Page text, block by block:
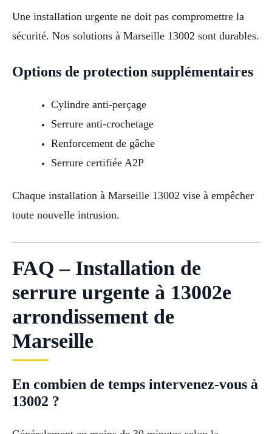
Une installation urgente ne doit pas compromettre la
sécurité. Nos solutions à Marseille 13002 sont durables.
Options de protection supplémentaires
Cylindre anti-perçage
Serrure anti-crochetage
Renforcement de gâche
Serrure certifiée A2P
Chaque installation à Marseille 13002 vise à empêcher
toute nouvelle intrusion.
FAQ – Installation de
serrure urgente à 13002e
arrondissement de
Marseille
En combien de temps intervenez-vous à
13002 ?